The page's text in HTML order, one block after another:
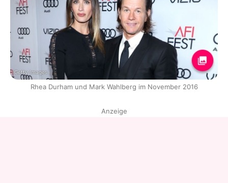
Getty Images
Rhea Durham und Mark Wahlberg im November 2016
Anzeige